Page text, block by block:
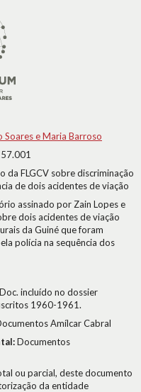
Soares e Maria Barroso
da FLGCV sobre discriminação
de dois acidentes de viação
assinado por Zain Lopes e
dois acidentes de viação
da Guiné que foram
polícia na sequência dos
Doc. incluído no dossier
1960-1961.
Amílcar Cabral
Documentos
ou parcial, deste documento
da entidade